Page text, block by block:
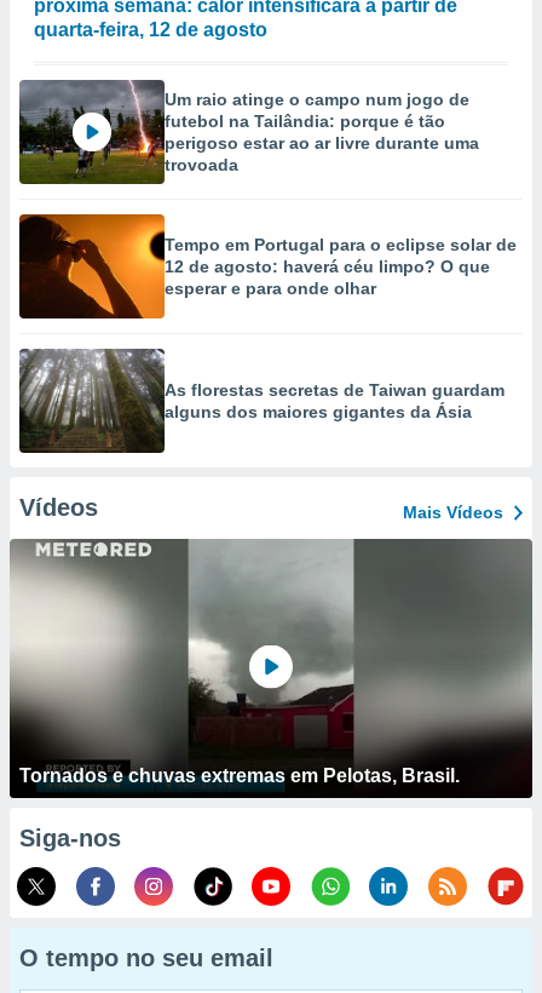
próxima semana: calor intensificará a partir de
quarta-feira, 12 de agosto
Um raio atinge o campo num jogo de
futebol na Tailândia: porque é tão
perigoso estar ao ar livre durante uma
trovoada
Tempo em Portugal para o eclipse solar de
12 de agosto: haverá céu limpo? O que
esperar e para onde olhar
As florestas secretas de Taiwan guardam
alguns dos maiores gigantes da Ásia
Vídeos Mais Vídeos
Tornados e chuvas extremas em Pelotas, Brasil.
Siga-nos
O tempo no seu email